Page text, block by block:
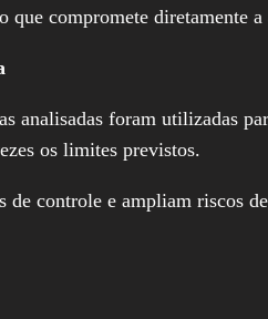
que compromete diretamente
analisadas foram utilizadas
os limites previstos.
controle e ampliam riscos